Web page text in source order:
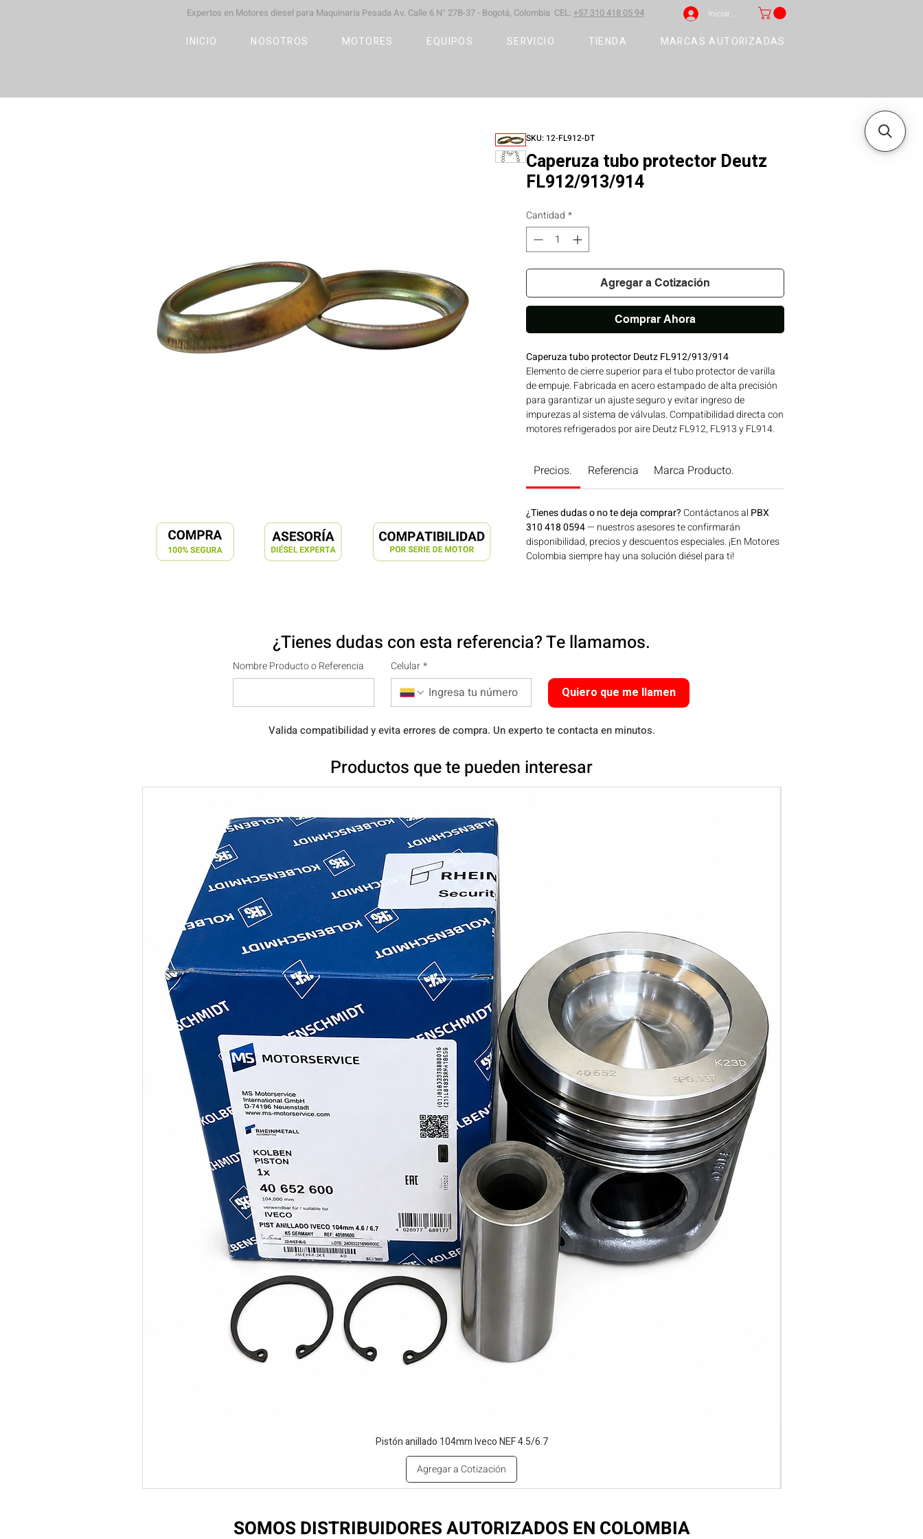
Expertos en Motores díesel para Maquinaria Pesada Av. Calle 6 N° 27B-37 - Bogotá, Colombia CEL: +57 310 418 05 94 Iniciar sesión
INICIO NOSOTROS MOTORES EQUIPOS SERVICIO TIENDA MARCAS AUTORIZADAS
SKU: 12-FL912-DT
Caperuza tubo protector Deutz
FL912/913/914
Cantidad *
Agregar a Cotización
Comprar Ahora
Caperuza tubo protector Deutz FL912/913/914
Elemento de cierre superior para el tubo protector de varilla
de empuje. Fabricada en acero estampado de alta precisión
para garantizar un ajuste seguro y evitar ingreso de
impurezas al sistema de válvulas. Compatibilidad directa con
motores refrigerados por aire Deutz FL912, FL913 y FL914.
Bogotá, Colombia. Consíguelo ahora en Motores Colombia.
Precios. Referencia Marca Producto.
¿Tienes dudas o no te deja comprar? Contáctanos al PBX
310 418 0594— nuestros asesores te confirmarán
disponibilidad, precios y descuentos especiales. ¡En Motores
Colombia siempre hay una solución diésel para ti!
¿Tienes dudas con esta referencia? Te llamamos.
Nombre Producto o Referencia Celular *
Quiero que me llamen
Valida compatibilidad y evita errores de compra. Un experto te contacta en minutos.
Productos que te pueden interesar
Pistón anillado 104mm Iveco NEF 4.5/6.7
Agregar a Cotización
SOMOS DISTRIBUIDORES AUTORIZADOS EN COLOMBIA